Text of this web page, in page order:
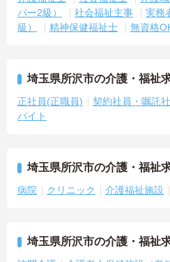
パー2級）
社会福祉主事
実務
級）
精神保健福祉士 無資格
埼玉県所沢市の介護・福祉
正社員(正職員) 契約社員・嘱託
バイト
埼玉県所沢市の介護・福祉
病院 クリニック 介護福祉施設
埼玉県所沢市の介護・福祉